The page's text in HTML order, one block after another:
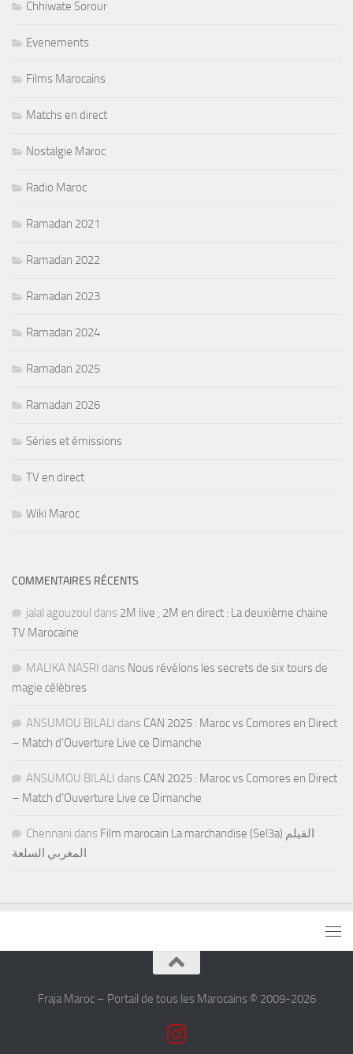
Chhiwate Sorour
Evenements
Films Marocains
Matchs en direct
Nostalgie Maroc
Radio Maroc
Ramadan 2021
Ramadan 2022
Ramadan 2023
Ramadan 2024
Ramadan 2025
Ramadan 2026
Séries et émissions
TV en direct
Wiki Maroc
COMMENTAIRES RÉCENTS
jalal agouzoul dans 2M live , 2M en direct : La deuxième chaine
TV Marocaine
MALIKA NASRI dans Nous révélons les secrets de six tours de
magie célèbres
ANSUMOU BILALI dans CAN 2025 : Maroc vs Comores en Direct
– Match d’Ouverture Live ce Dimanche
ANSUMOU BILALI dans CAN 2025 : Maroc vs Comores en Direct
– Match d’Ouverture Live ce Dimanche
Chennani dans Film marocain La marchandise (Sel3a) الفيلم
المغربي السلعة
Fraja Maroc – Portail de tous les Marocains © 2009-2026